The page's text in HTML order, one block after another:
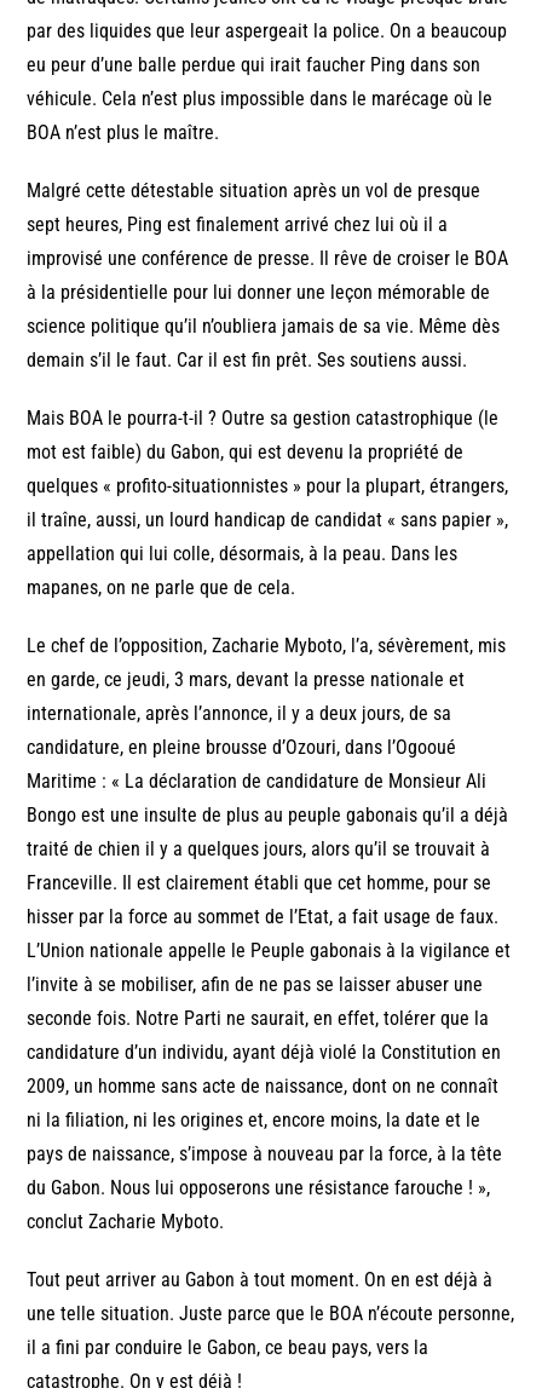
par des liquides que leur aspergeait la police. On a beaucoup
eu peur d’une balle perdue qui irait faucher Ping dans son
véhicule. Cela n’est plus impossible dans le marécage où le
BOA n’est plus le maître.
Malgré cette détestable situation après un vol de presque
sept heures, Ping est finalement arrivé chez lui où il a
improvisé une conférence de presse. Il rêve de croiser le BOA
à la présidentielle pour lui donner une leçon mémorable de
science politique qu’il n’oubliera jamais de sa vie. Même dès
demain s’il le faut. Car il est fin prêt. Ses soutiens aussi.
Mais BOA le pourra-t-il ? Outre sa gestion catastrophique (le
mot est faible) du Gabon, qui est devenu la propriété de
quelques « profito-situationnistes » pour la plupart, étrangers,
il traîne, aussi, un lourd handicap de candidat « sans papier »,
appellation qui lui colle, désormais, à la peau. Dans les
mapanes, on ne parle que de cela.
Le chef de l’opposition, Zacharie Myboto, l’a, sévèrement, mis
en garde, ce jeudi, 3 mars, devant la presse nationale et
internationale, après l’annonce, il y a deux jours, de sa
candidature, en pleine brousse d’Ozouri, dans l’Ogooué
Maritime : « La déclaration de candidature de Monsieur Ali
Bongo est une insulte de plus au peuple gabonais qu’il a déjà
traité de chien il y a quelques jours, alors qu’il se trouvait à
Franceville. Il est clairement établi que cet homme, pour se
hisser par la force au sommet de l’Etat, a fait usage de faux.
L’Union nationale appelle le Peuple gabonais à la vigilance et
l’invite à se mobiliser, afin de ne pas se laisser abuser une
seconde fois. Notre Parti ne saurait, en effet, tolérer que la
candidature d’un individu, ayant déjà violé la Constitution en
2009, un homme sans acte de naissance, dont on ne connaît
ni la filiation, ni les origines et, encore moins, la date et le
pays de naissance, s’impose à nouveau par la force, à la tête
du Gabon. Nous lui opposerons une résistance farouche ! »,
conclut Zacharie Myboto.
Tout peut arriver au Gabon à tout moment. On en est déjà à
une telle situation. Juste parce que le BOA n’écoute personne,
il a fini par conduire le Gabon, ce beau pays, vers la
catastrophe. On y est déjà !